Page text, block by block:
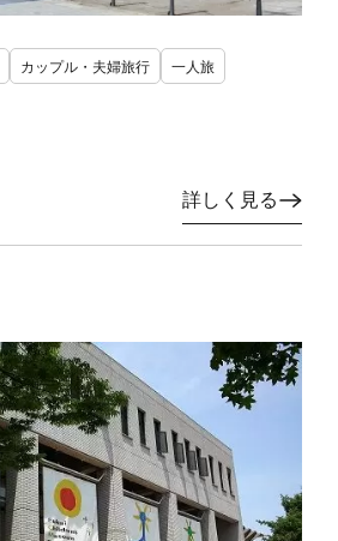
カップル・夫婦旅行
一人旅
詳しく見る